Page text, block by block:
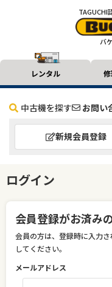
TAGUCHI
バ
レンタル
中古機を探す お問い
新規会員登録
ログイン
会員登録がお済み
会員の方は、登録時に入力
してください。
メールアドレス